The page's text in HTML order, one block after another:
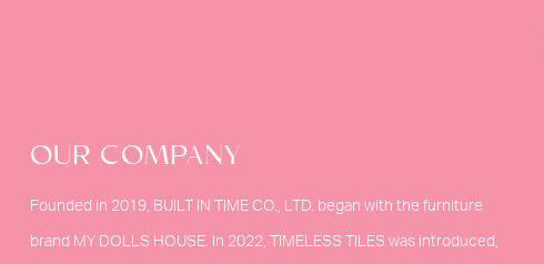
OUR COMPANY
Founded in 2019, BUILT IN TIME CO., LTD. began with the furniture
brand MY DOLLS HOUSE. In 2022, TIMELESS TILES was introduced,